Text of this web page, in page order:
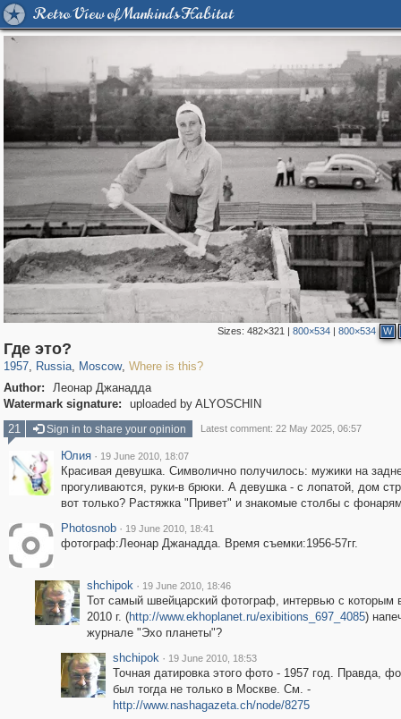
Retro View of Mankind's Habitat
Sizes:482×321 |800×534 |800×534 W
Где это?
1957, Russia
1,407,714
, Moscow
319,968
, Where is this?
Author:
Леонар Джанадда
Watermark signature:
uploaded by ALYOSCHIN
21
Sign in to share your opinion Latest comment: 22 May 2025, 06:57
Юлия · 19 June 2010, 18:07
Красивая девушка. Символично получилось: мужики на
прогуливаются, руки-в брюки. А девушка - с лопатой, дом
вот только? Растяжка "Привет" и знакомые столбы с
Photosnob · 19 June 2010, 18:41
фотограф:Леонар Джанадда. Время съемки:1956-57гг.
shchipok · 19 June 2010, 18:46
Тот самый швейцарский фотограф, интервью с которым
2010 г. (http://www.ekhoplanet.ru/exibitions_697_4085)
журнале "Эхо планеты"?
shchipok · 19 June 2010, 18:53
Точная датировка этого фото - 1957 год. Правда,
был тогда не только в Москве. См. -
http://www.nashagazeta.ch/node/8275